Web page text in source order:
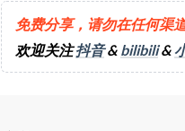
免费分享，请勿在任何渠
欢迎关注抖音& bilibili&